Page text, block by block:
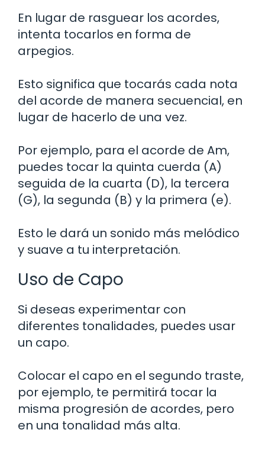
En lugar de rasguear los acordes,
intenta tocarlos en forma de
arpegios.
Esto significa que tocarás cada nota
del acorde de manera secuencial, en
lugar de hacerlo de una vez.
Por ejemplo, para el acorde de Am,
puedes tocar la quinta cuerda (A)
seguida de la cuarta (D), la tercera
(G), la segunda (B) y la primera (e).
Esto le dará un sonido más melódico
y suave a tu interpretación.
Uso de Capo
Si deseas experimentar con
diferentes tonalidades, puedes usar
un capo.
Colocar el capo en el segundo traste,
por ejemplo, te permitirá tocar la
misma progresión de acordes, pero
en una tonalidad más alta.